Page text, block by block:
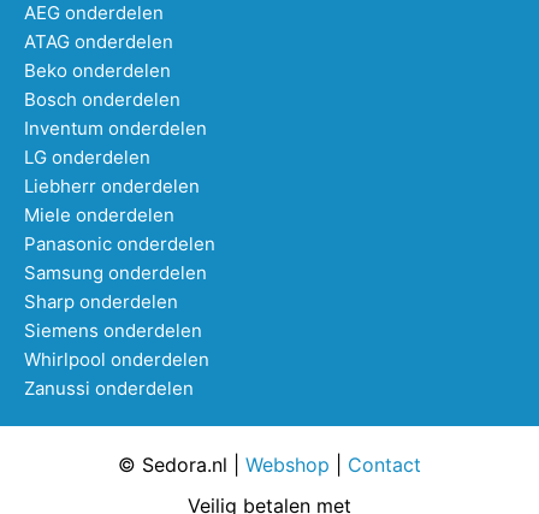
AEG onderdelen
ATAG onderdelen
Beko onderdelen
Bosch onderdelen
Inventum onderdelen
LG onderdelen
Liebherr onderdelen
Miele onderdelen
Panasonic onderdelen
Samsung onderdelen
Sharp onderdelen
Siemens onderdelen
Whirlpool onderdelen
Zanussi onderdelen
© Sedora.nl | Webshop
Contact
Veilig betalen met